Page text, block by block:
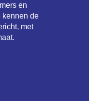
en
kennen de
met